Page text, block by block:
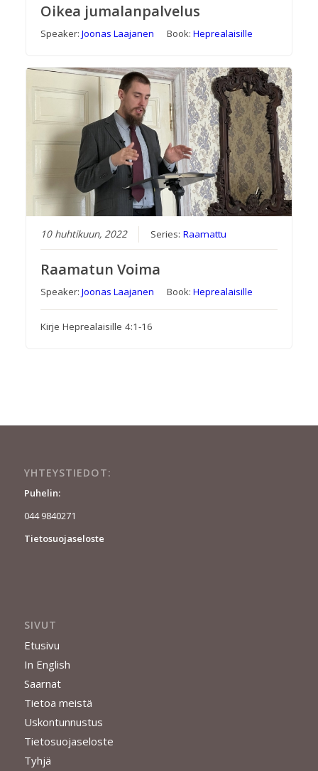
Oikea jumalanpalvelus
Speaker:Joonas Laajanen Book:Heprealaisille
10 huhtikuun, 2022 Series:Raamattu
Raamatun Voima
Speaker:Joonas Laajanen Book:Heprealaisille
Kirje Heprealaisille 4:1-16
YHTEYSTIEDOT:
Puhelin:
044 9840271
Tietosuojaseloste
SIVUT
Etusivu
In English
Saarnat
Tietoa meistä
Uskontunnustus
Tietosuojaseloste
Tyhjä